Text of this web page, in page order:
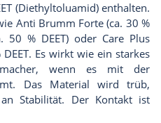
(Diethyltoluamid) enthalten.
Anti Brumm Forte (ca. 30 %
50 % DEET) oder Care Plus
Es wirkt wie ein starkes
wenn es mit der
Das Material wird trüb,
Stabilität. Der Kontakt ist